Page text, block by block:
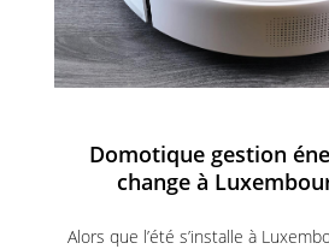
Domotique gestion
change à
Alors que l’été s’installe à